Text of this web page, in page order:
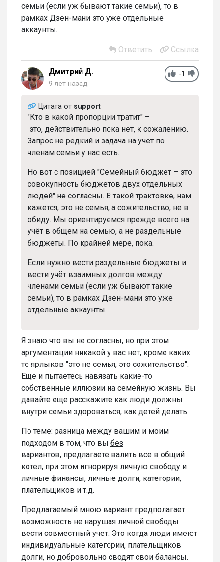
семьи (если уж бывают такие семьи), то в
рамках Дзен-мани это уже отдельные
аккаунты.
Ответить Ссылка
-1
Дмитрий Д.
9 лет назад
Цитата от support
"Кто в какой пропорции тратит" –
это, действительно пока нет, к сожалению.
Запрос не редкий и задача на учёт по
членам семьи у нас есть.
Но вот с позицией "Семейный бюджет – это
совокупность бюджетов двух отдельных
людей" не согласны. В такой трактовке, нам
кажется, это не семья, а сожительство, не в
обиду. Мы ориентируемся прежде всего на
учёт в общем на семью, а не раздельные
бюджеты. По крайней мере, пока.
Если нужно вести раздельные бюджеты и
вести учёт взаимных долгов между
членами семьи (если уж бывают такие
семьи), то в рамках Дзен-мани это уже
отдельные аккаунты.
Я знаю что вы не согласны, но при этом
аргументации никакой у вас нет, кроме каких
то ярлыков "это не семья, это сожительство".
Еще и пытаетесь навязать какие-то
собственные иллюзии на семейную жизнь. Вы
давайте еще расскажите как люди должны
внутри семьи здороваться, как детей делать.
По теме: разница между вашим и моим
подходом в том, что вы без
вариантов, предлагаете валить все в общий
котел, при этом игнорируя личную свободу и
личные финансы, личные долги, категории,
плательщиков и т.д.
Предлагаемый мною вариант предполагает
возможность не нарушая личной свободы
вести совместный учет. Это когда люди имеют
индивидуальные категории, плательщиков
долги, но добровольно сводят свои балансы.